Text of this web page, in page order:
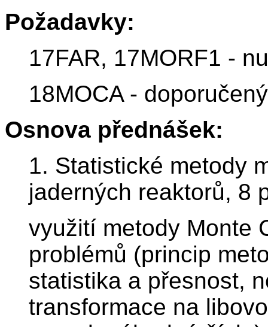
Požadavky:
17FAR, 17MORF1 -
18MOCA -
Osnova přednášek:
1. Statistické metody
jaderných reaktorů, 8
využití metody Monte
problémů (princip
statistika a přesnost,
transformace na